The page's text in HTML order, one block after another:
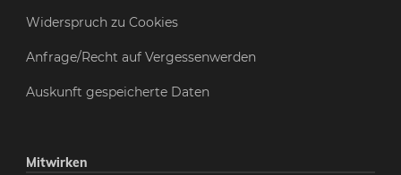
Widerspruch zu Cookies
Anfrage/Recht auf Vergessenwerden
Auskunft gespeicherte Daten
Mitwirken